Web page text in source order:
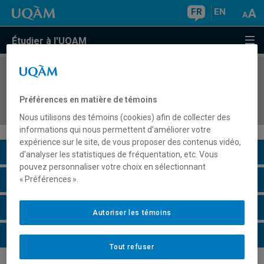
FR EN
Étudier à l'UQAM
COURS//
secondaire
Description du cours
Horaire - Été 2026
Horaire - Automne 2026
Horaire - Hiver 2027
Préférences en matière de témoins
Nous utilisons des témoins (cookies) afin de collecter des
informations qui nous permettent d’améliorer votre
expérience sur le site, de vous proposer des contenus vidéo,
d’analyser les statistiques de fréquentation, etc. Vous
pouvez personnaliser votre choix en sélectionnant
« Préférences ».
Tout refuser
Autoriser les témoins